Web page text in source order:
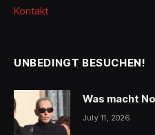
Kontakt
UNBEDINGT BESUCHEN!
Was macht
July 11, 2026